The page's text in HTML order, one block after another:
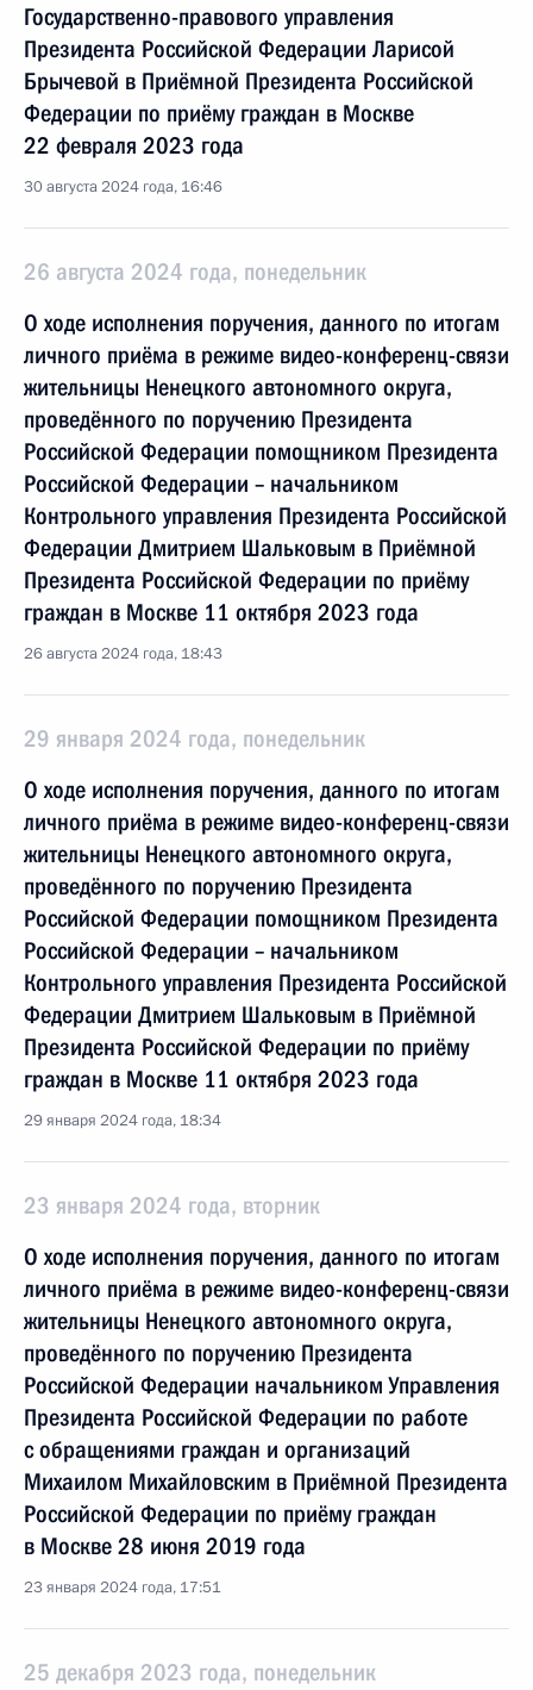
Государственно-правового управления
Президента Российской Федерации Ларисой
Брычевой в Приёмной Президента Российской
Федерации по приёму граждан в Москве
22 февраля 2023 года
30 августа 2024 года, 16:46
26 августа 2024 года, понедельник
О ходе исполнения поручения, данного по итогам
личного приёма в режиме видео-конференц-связи
жительницы Ненецкого автономного округа,
проведённого по поручению Президента
Российской Федерации помощником Президента
Российской Федерации – начальником
Контрольного управления Президента Российской
Федерации Дмитрием Шальковым в Приёмной
Президента Российской Федерации по приёму
граждан в Москве 11 октября 2023 года
26 августа 2024 года, 18:43
29 января 2024 года, понедельник
О ходе исполнения поручения, данного по итогам
личного приёма в режиме видео-конференц-связи
жительницы Ненецкого автономного округа,
проведённого по поручению Президента
Российской Федерации помощником Президента
Российской Федерации – начальником
Контрольного управления Президента Российской
Федерации Дмитрием Шальковым в Приёмной
Президента Российской Федерации по приёму
граждан в Москве 11 октября 2023 года
29 января 2024 года, 18:34
23 января 2024 года, вторник
О ходе исполнения поручения, данного по итогам
личного приёма в режиме видео-конференц-связи
жительницы Ненецкого автономного округа,
проведённого по поручению Президента
Российской Федерации начальником Управления
Президента Российской Федерации по работе
с обращениями граждан и организаций
Михаилом Михайловским в Приёмной Президента
Российской Федерации по приёму граждан
в Москве 28 июня 2019 года
23 января 2024 года, 17:51
25 декабря 2023 года, понедельник